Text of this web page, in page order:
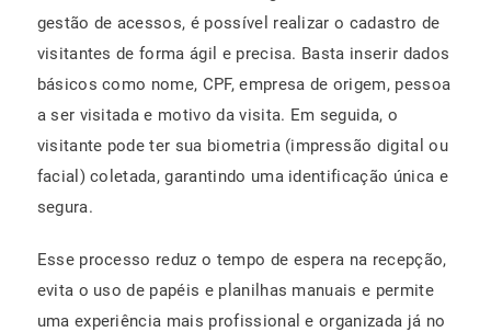
gestão de acessos, é possível realizar o cadastro de
visitantes de forma ágil e precisa. Basta inserir dados
básicos como nome, CPF, empresa de origem, pessoa
a ser visitada e motivo da visita. Em seguida, o
visitante pode ter sua biometria (impressão digital ou
facial) coletada, garantindo uma identificação única e
segura.
Esse processo reduz o tempo de espera na recepção,
evita o uso de papéis e planilhas manuais e permite
uma experiência mais profissional e organizada já no